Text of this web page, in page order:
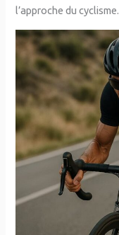
l’approche du cyclisme.